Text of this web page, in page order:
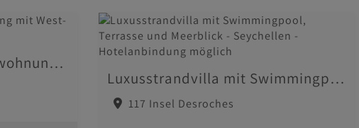
Eibiswald - Erdgeschosswohnung mit West-Terrasse
Luxusstrandvilla mit Swimmingpool, Terrasse und Meerblick - Seychellen - Hotelanbindung möglich
117 Insel Desroches